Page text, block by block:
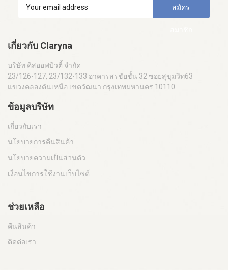
สมัคร
เกี่ยวกับ Claryna
บริษัท คิสออฟบิวตี้ จำกัด
23/126-127, 23/132-133 อาคารสรชัยชั้น 32 ซอยสุขุมวิท63
แขวงคลองตันเหนือ เขตวัฒนา กรุงเทพมหานคร 10110
ข้อมูลบริษัท
เกี่ยวกับเรา
นโยบายการคืนสินค้า
นโยบายความเป็นส่วนตัว
เงื่อนไขการใช้งานเว็บไซต์
ช่วยเหลือ
คืนสินค้า
ติดต่อเรา